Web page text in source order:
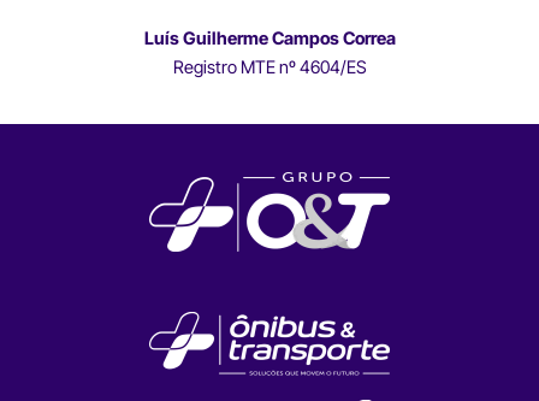
Luís Guilherme Campos Correa
Registro MTE nº 4604/ES